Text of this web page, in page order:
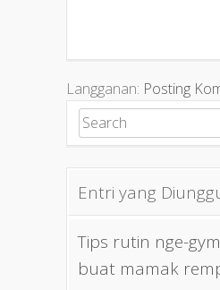
Langganan: Posting
Search for:
Entri yang
Tips rutin nge-
buat mamak